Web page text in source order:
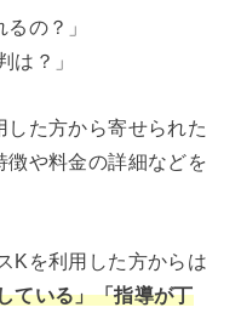
の？」
は？」
た方から寄せられた
や料金の詳細などを
Kを利用した方からは
ている」「指導が丁